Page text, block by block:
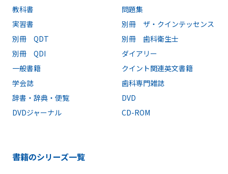
教科書
問題集
実習書
別冊 ザ・クインテッセンス
別冊 QDT
別冊 歯科衛生士
別冊 QDI
ダイアリー
一般書籍
クイント関連英文書籍
学会誌
歯科専門雑誌
辞書・辞典・便覧
DVD
DVDジャーナル
CD-ROM
書籍のシリーズ一覧